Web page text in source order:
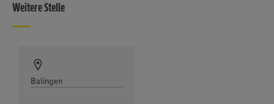
Weitere Stelle
Balingen